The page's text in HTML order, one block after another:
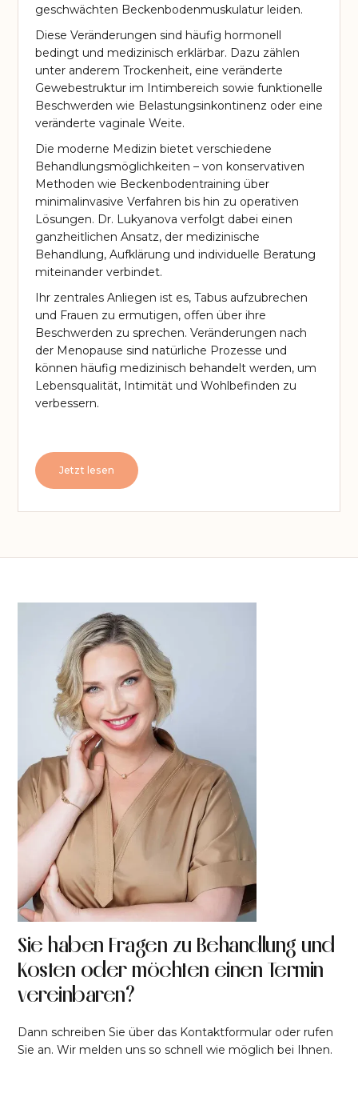
geschwächten Beckenbodenmuskulatur leiden.
Diese Veränderungen sind häufig hormonell
bedingt und medizinisch erklärbar. Dazu zählen
unter anderem Trockenheit, eine veränderte
Gewebestruktur im Intimbereich sowie funktionelle
Beschwerden wie Belastungsinkontinenz oder eine
veränderte vaginale Weite.
Die moderne Medizin bietet verschiedene
Behandlungsmöglichkeiten – von konservativen
Methoden wie Beckenbodentraining über
minimalinvasive Verfahren bis hin zu operativen
Lösungen. Dr. Lukyanova verfolgt dabei einen
ganzheitlichen Ansatz, der medizinische
Behandlung, Aufklärung und individuelle Beratung
miteinander verbindet.
Ihr zentrales Anliegen ist es, Tabus aufzubrechen
und Frauen zu ermutigen, offen über ihre
Beschwerden zu sprechen. Veränderungen nach
der Menopause sind natürliche Prozesse und
können häufig medizinisch behandelt werden, um
Lebensqualität, Intimität und Wohlbefinden zu
verbessern.
Jetzt lesen
Sie haben Fragen zu Behandlung und
Kosten oder möchten einen Termin
vereinbaren?
Dann schreiben Sie über das Kontaktformular oder rufen
Sie an. Wir melden uns so schnell wie möglich bei Ihnen.